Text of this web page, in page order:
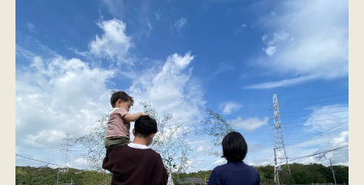
オンラインショップ
イベント情報 来場予約
資料請求 お問い合わせ